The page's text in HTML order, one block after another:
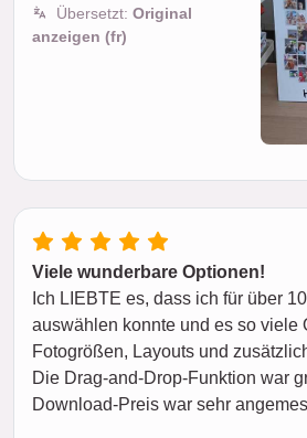
Übersetzt: Original
anzeigen (fr)
Viele wunderbare Optionen!
Ich LIEBTE es, dass ich für über
auswählen konnte und es so viele
Fotogrößen, Layouts und
Die Drag-and-Drop-Funktion war
Download-Preis war sehr